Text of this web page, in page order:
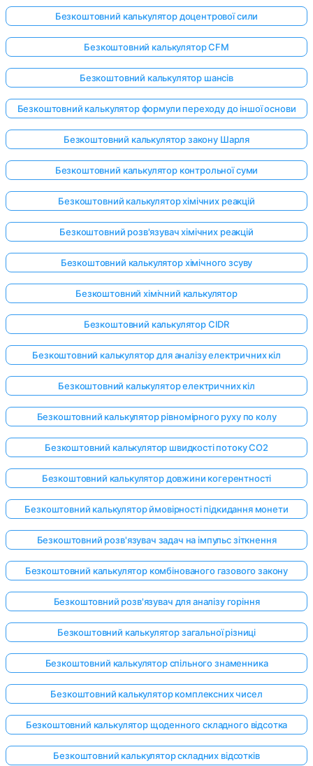
Безкоштовний калькулятор доцентрової сили
Безкоштовний калькулятор CFM
Безкоштовний калькулятор шансів
Безкоштовний калькулятор формули переходу до іншої основи
Безкоштовний калькулятор закону Шарля
Безкоштовний калькулятор контрольної суми
Безкоштовний калькулятор хімічних реакцій
Безкоштовний розв'язувач хімічних реакцій
Безкоштовний калькулятор хімічного зсуву
Безкоштовний хімічний калькулятор
Безкоштовний калькулятор CIDR
Безкоштовний калькулятор для аналізу електричних кіл
Безкоштовний калькулятор електричних кіл
Безкоштовний калькулятор рівномірного руху по колу
Безкоштовний калькулятор швидкості потоку CO2
Безкоштовний калькулятор довжини когерентності
Безкоштовний калькулятор ймовірності підкидання монети
Безкоштовний розв'язувач задач на імпульс зіткнення
Безкоштовний калькулятор комбінованого газового закону
Безкоштовний розв'язувач для аналізу горіння
Безкоштовний калькулятор загальної різниці
Безкоштовний калькулятор спільного знаменника
Безкоштовний калькулятор комплексних чисел
Безкоштовний калькулятор щоденного складного відсотка
Безкоштовний калькулятор складних відсотків